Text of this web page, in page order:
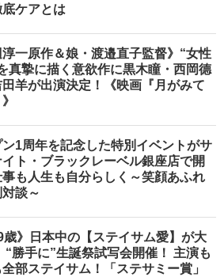
底ケアとは
淳一原作＆娘・渡邉直子監督》“女性
真摯に描く意欲作に黒木瞳・西岡德
羊が出演決定！《映画『月がみて
ン1周年を記念した特別イベントがサ
ト・ブラックレーベル銀座店で開
も人生も自分らしく～笑顔あふれ
談～
歳》日本中の【ステイサム愛】が大
“勝手に”生誕祭試写会開催！ 主演も
部ステイサム！「ステサミー賞」